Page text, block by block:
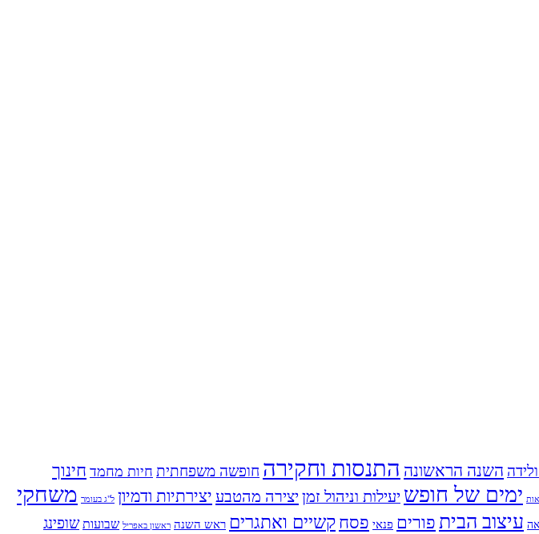
השנה הראשונה התנסות וחקירה חופשה משפחתית חיות מחמד חינוך
ימים של חופש יעילות וניהול זמן יצירה מהטבע יצירתיות ודמיון ל"ג בעומר משחקי
עיצוב הבית פורים פנאי פסח קשיים ואתגרים ראש השנה ראשון באפריל שבועות שופינג